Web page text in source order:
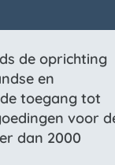
de oprichting
en
toegang tot
voor
dan 2000